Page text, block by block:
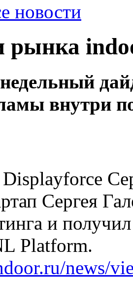
новости
рынка
внутри
Сергея
и
Platform.
news/